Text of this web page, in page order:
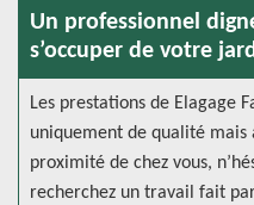
Un professionnel
s’occuper de votre
Les prestations de Elagage
uniquement de qualité
proximité de chez vous,
recherchez un travail fait